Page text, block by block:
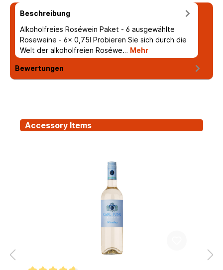
Beschreibung
Alkoholfreies Roséwein Paket - 6 ausgewählte
Roseweine - 6x 0,75l Probieren Sie sich durch die
Welt der alkoholfreien Roséwe… Mehr
Bewertungen
Accessory Items